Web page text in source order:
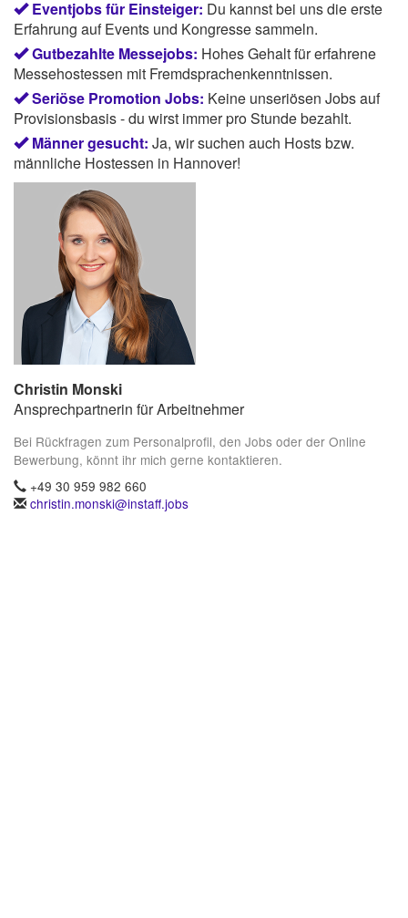
Eventjobs für Einsteiger: Du kannst bei uns die erste
Erfahrung auf Events und Kongresse sammeln.
Gutbezahlte Messejobs: Hohes Gehalt für erfahrene
Messehostessen mit Fremdsprachenkenntnissen.
Seriöse Promotion Jobs: Keine unseriösen Jobs auf
Provisionsbasis - du wirst immer pro Stunde bezahlt.
Männer gesucht: Ja, wir suchen auch Hosts bzw.
männliche Hostessen in Hannover!
Christin Monski
Ansprechpartnerin für Arbeitnehmer
Bei Rückfragen zum Personalprofil, den Jobs oder der Online
Bewerbung, könnt ihr mich gerne kontaktieren.
+49 30 959 982 660
christin.monski@instaff.jobs